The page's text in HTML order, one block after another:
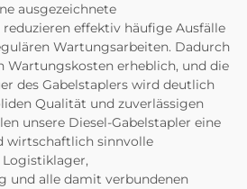
ausgezeichnete
effektiv häufige Ausfälle
Wartungsarbeiten. Dadurch
Wartungskosten erheblich, und die
des Gabelstaplers wird deutlich
Qualität und zuverlässigen
unsere Diesel-Gabelstapler eine
wirtschaftlich sinnvolle
und alle damit verbundenen